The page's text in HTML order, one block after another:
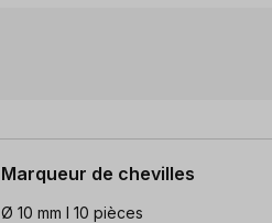
Marqueur de chevilles
Ø 10 mm l 10 pièces